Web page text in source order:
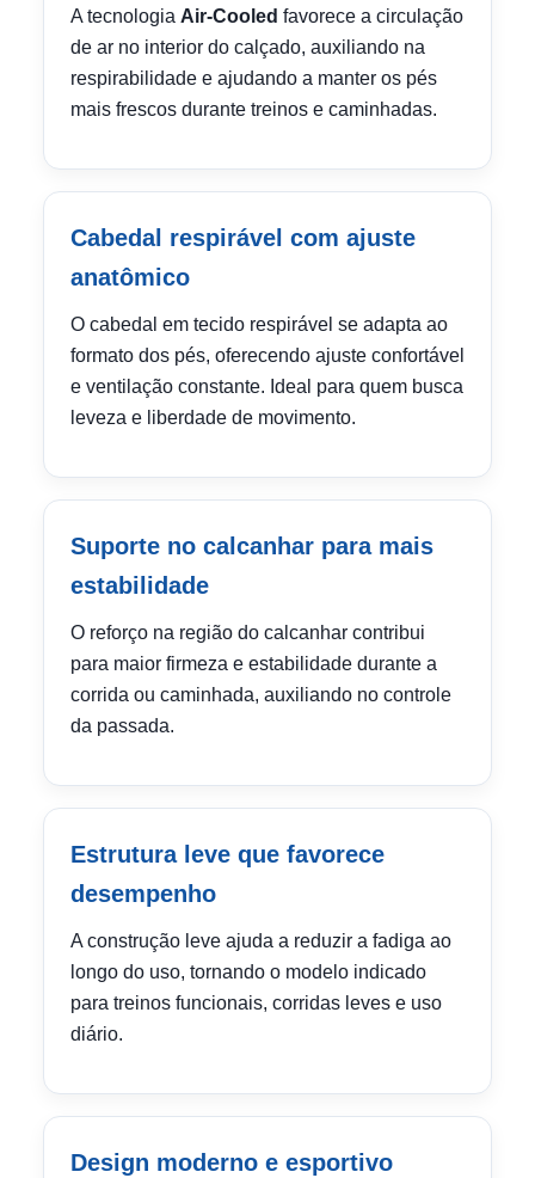
A tecnologia Air-Cooled favorece a circulação
de ar no interior do calçado, auxiliando na
respirabilidade e ajudando a manter os pés
mais frescos durante treinos e caminhadas.
Cabedal respirável com ajuste
anatômico
O cabedal em tecido respirável se adapta ao
formato dos pés, oferecendo ajuste confortável
e ventilação constante. Ideal para quem busca
leveza e liberdade de movimento.
Suporte no calcanhar para mais
estabilidade
O reforço na região do calcanhar contribui
para maior firmeza e estabilidade durante a
corrida ou caminhada, auxiliando no controle
da passada.
Estrutura leve que favorece
desempenho
A construção leve ajuda a reduzir a fadiga ao
longo do uso, tornando o modelo indicado
para treinos funcionais, corridas leves e uso
diário.
Design moderno e esportivo